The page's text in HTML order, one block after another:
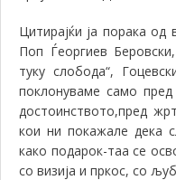
Цитирајќи ја порака
Поп Ѓеоргиев
туку слобода“,
поклонуваме само
достоинството,пред
кои ни покажале дека
како подарок-таа се
со визија и пркос, со